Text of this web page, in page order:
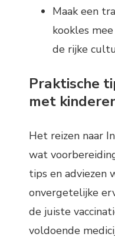
Maak een
kookles
de rijke
Praktische
met
Het reizen naar
wat
tips en adviezen
onvergetelijke
de juiste
voldoende